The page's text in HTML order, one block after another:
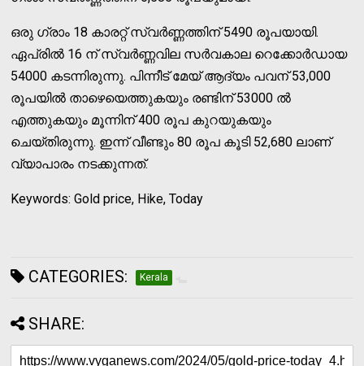
ഒരു ഗ്രാം 18 കാരറ്റ് സ്വര്‍ണ്ണത്തിന് 5490 രൂപയായി.
ഏപ്രില്‍ 16 ന് സ്വര്‍ണ്ണവില സര്‍വകാല റെക്കോര്‍ഡായ
54000 കടന്നിരുന്നു. പിന്നീട് മേയ് ആദ്യം പവന് 53,000
രൂപയില്‍ താഴെയെത്തുകയും രണ്ടിന് 53000 ല്‍
എത്തുകയും മൂന്നിന് 400 രൂപ കുറയുകയും
ചെയ്തിരുന്നു. ഇന്ന് വീണ്ടും 80 രൂപ കൂടി 52,680 ലാണ്
വ്യാപാരം നടക്കുന്നത്.
Keywords: Gold price, Hike, Today
CATEGORIES: Kerala
SHARE: